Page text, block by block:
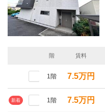
階 賃料
1階 7.5万円
新着 1階 7.5万円